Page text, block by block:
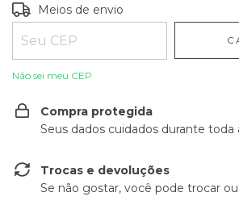
Entregas para o CEP:
Meios de envio
Não sei meu CEP
Compra protegida
Seus dados cuidados durante toda
Trocas e devoluções
Se não gostar, você pode trocar